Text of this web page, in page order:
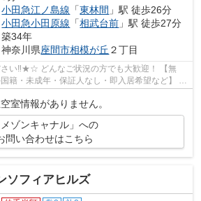
小田急江ノ島線 「東林間 」駅 徒歩26分
小田急小田原線 「相武台前 」駅 徒歩27分
築34年
神奈川県座間市相模が丘 ２丁目
い‼★☆ どんなご状況の方でも大歓迎！ 【無
籍・未成年・保証人なし・即入居希望など】 ネ
し致します‼ ...
室情報がありません。
メゾンキャナル」への
問い合わせはこちら
ソフィアヒルズ